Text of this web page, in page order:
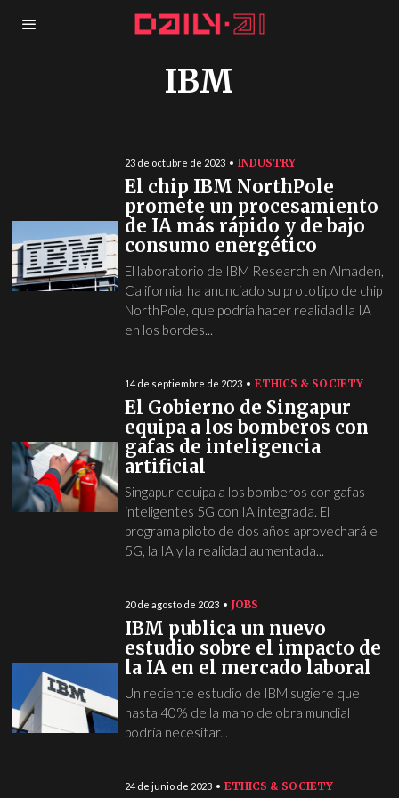
IBM
23 de octubre de 2023 INDUSTRY
El chip IBM NorthPole
promete un procesamiento
de IA más rápido y de bajo
consumo energético
El laboratorio de IBM Research en Almaden,
California, ha anunciado su prototipo de chip
NorthPole, que podría hacer realidad la IA
en los bordes...
14 de septiembre de 2023 ETHICS & SOCIETY
El Gobierno de Singapur
equipa a los bomberos con
gafas de inteligencia
artificial
Singapur equipa a los bomberos con gafas
inteligentes 5G con IA integrada. El
programa piloto de dos años aprovechará el
5G, la IA y la realidad aumentada...
20 de agosto de 2023 JOBS
IBM publica un nuevo
estudio sobre el impacto de
la IA en el mercado laboral
Un reciente estudio de IBM sugiere que
hasta 40% de la mano de obra mundial
podría necesitar...
24 de junio de 2023 ETHICS & SOCIETY